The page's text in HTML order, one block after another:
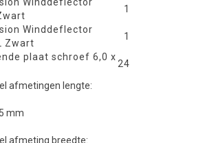
1
Winddeflector
Zwart
1
plaat schroef 6,0 x
24
afmetingen lengte:
mm
afmeting breedte: